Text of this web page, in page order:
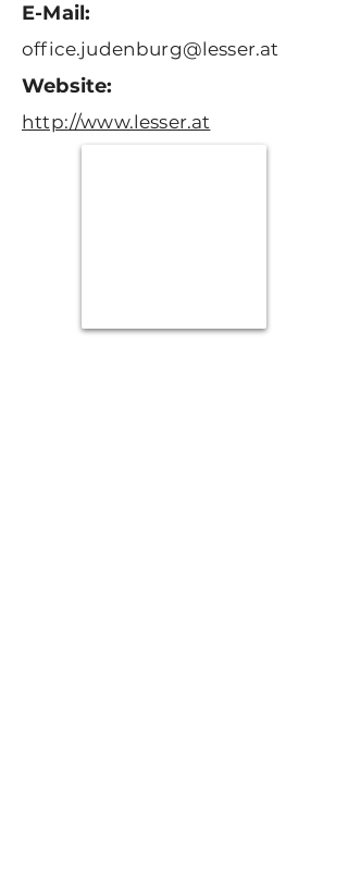
E-Mail:
office.judenburg@lesser.at
Website:
http://www.lesser.at